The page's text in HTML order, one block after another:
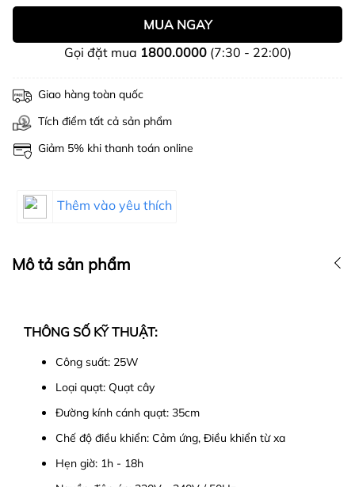
MUA NGAY
Gọi đặt mua 1800.0000(7:30 - 22:00)
Giao hàng toàn quốc
Tích điểm tất cả sản phẩm
Giảm 5% khi thanh toán online
Thêm vào yêu thích
Mô tả sản phẩm
THÔNG SỐ KỸ THUẬT:
Công suất: 25W
Loại quạt: Quạt cây
Đường kính cánh quạt: 35cm
Chế độ điều khiển: Cảm ứng, Điều khiển từ xa
Hẹn giờ: 1h - 18h